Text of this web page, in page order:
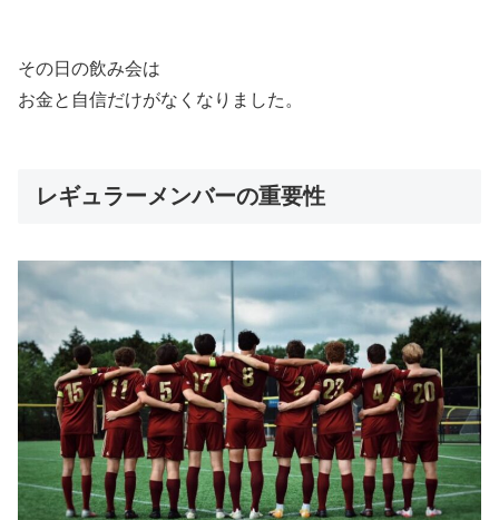
その日の飲み会は
お金と自信だけがなくなりました。
レギュラーメンバーの重要性